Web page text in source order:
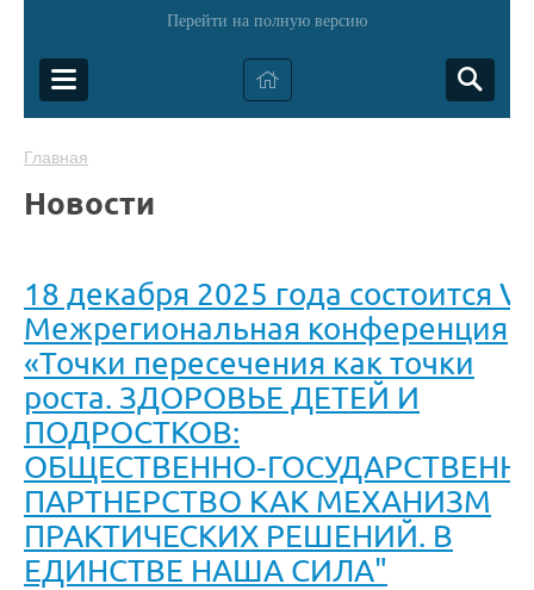
Перейти на полную версию
Главная
Новости
18 декабря 2025 года состоится
Межрегиональная конференция
«Точки пересечения как точки
роста. ЗДОРОВЬЕ ДЕТЕЙ И
ПОДРОСТКОВ:
ПАРТНЕРСТВО КАК МЕХАНИЗМ
ПРАКТИЧЕСКИХ РЕШЕНИЙ. В
ЕДИНСТВЕ НАША СИЛА"